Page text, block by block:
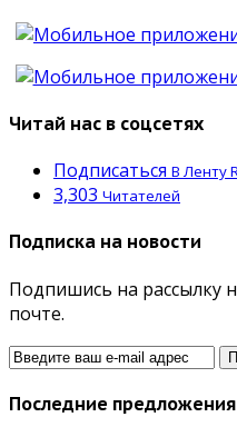
Читай нас в соцсетях
Подписаться В Ленту
3,303 Читателей
Подписка на новости
Подпишись на рассылку
почте.
Последние предложения